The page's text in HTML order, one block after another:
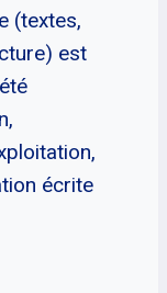
(textes,
est
écrite